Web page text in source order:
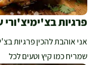
פרגיות
אני אוהבת להכין פרגיות
שמריח כמו קיץ וטעים לכל